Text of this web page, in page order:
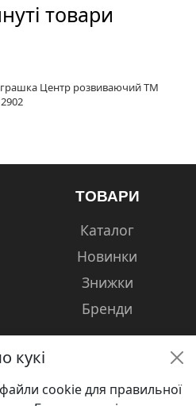
товари
Центр розвиваючий ТМ
ТОВАРИ
Каталог
Новинки
Знижки
Бренди
кукі
cookie для правильної